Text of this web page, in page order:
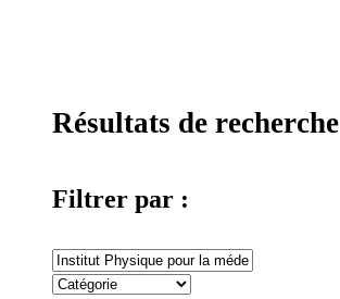
Résultats de recherche
Filtrer par :